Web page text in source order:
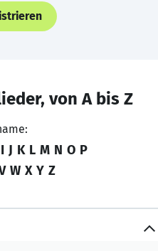
von A bis Z
I J K L M N O P
W X Y Z